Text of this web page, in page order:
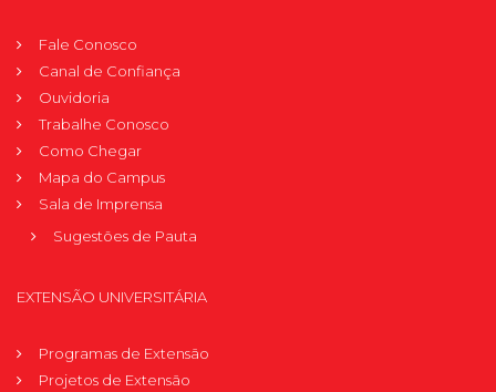
Fale Conosco
Canal de Confiança
Ouvidoria
Trabalhe Conosco
Como Chegar
Mapa do Campus
Sala de Imprensa
Sugestões de Pauta
EXTENSÃO UNIVERSITÁRIA
Programas de Extensão
Projetos de Extensão